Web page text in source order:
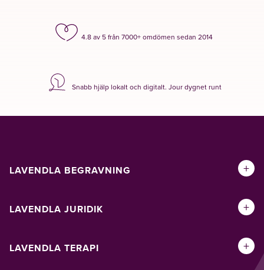
4.8 av 5 från 7000+ omdömen sedan 2014
Snabb hjälp lokalt och digitalt. Jour dygnet runt
LAVENDLA BEGRAVNING +
LAVENDLA JURIDIK +
LAVENDLA TERAPI +